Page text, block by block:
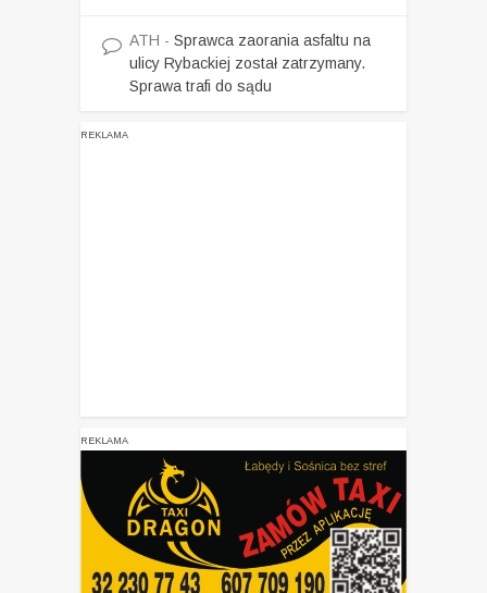
ATH - Sprawca zaorania asfaltu na
ulicy Rybackiej został zatrzymany.
Sprawa trafi do sądu
REKLAMA
REKLAMA